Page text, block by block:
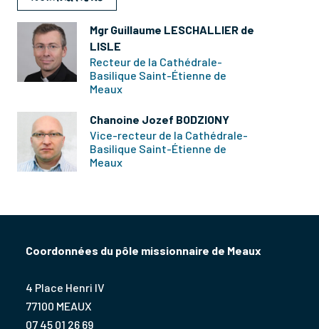
Mgr Guillaume LESCHALLIER de
LISLE
Recteur de la Cathédrale-
Basilique Saint-Étienne de
Meaux
Chanoine Jozef BODZIONY
Vice-recteur de la Cathédrale-
Basilique Saint-Étienne de
Meaux
Coordonnées du pôle missionnaire de Meaux
4 Place Henri IV
77100 MEAUX
07 45 01 26 69